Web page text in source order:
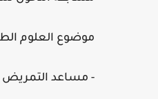
موضوع العلوم
- مساعد التمريض